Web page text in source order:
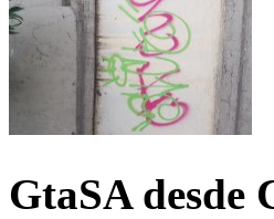
GtaSA desde